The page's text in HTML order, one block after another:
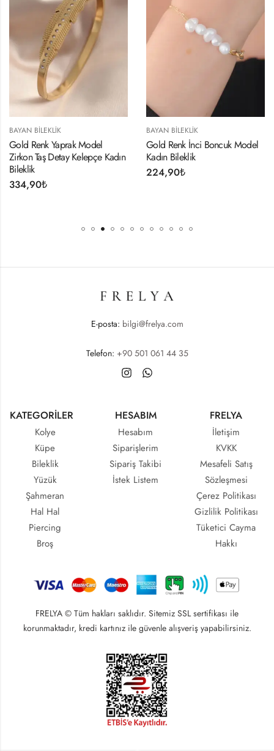
BAYAN BILEKLIK
Gold Renk Yaprak Model
Zirkon Taş Detay Kelepçe Kadın
Bileklik
334,90₺
BAYAN BILEKLIK
Gold Renk İnci Boncuk Model
Kadın Bileklik
224,90₺
E-posta: bilgi@frelya.com
Telefon: +90 501 061 44 35
KATEGORİLER
Kolye
Küpe
Bileklik
Yüzük
Şahmeran
Hal Hal
Piercing
Broş
HESABIM
Hesabım
Siparişlerim
Sipariş Takibi
İstek Listem
FRELYA
İletişim
KVKK
Mesafeli Satış
Sözleşmesi
Çerez Politikası
Gizlilik Politikası
Tüketici Cayma
Hakkı
FRELYA © Tüm hakları saklıdır. Sitemiz SSL sertifikası ile
korunmaktadır, kredi kartınız ile güvenle alışveriş yapabilirsiniz.